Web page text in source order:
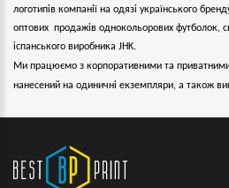
логотипів компанії на одязі українського
оптових продажів однокольорових футболок,
іспанського виробника JHK.
Ми працюємо з корпоративними та
нанесений на одиничні екземпляри, а також